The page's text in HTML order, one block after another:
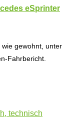
eSprinter
gewohnt, unter
Fahrbericht.